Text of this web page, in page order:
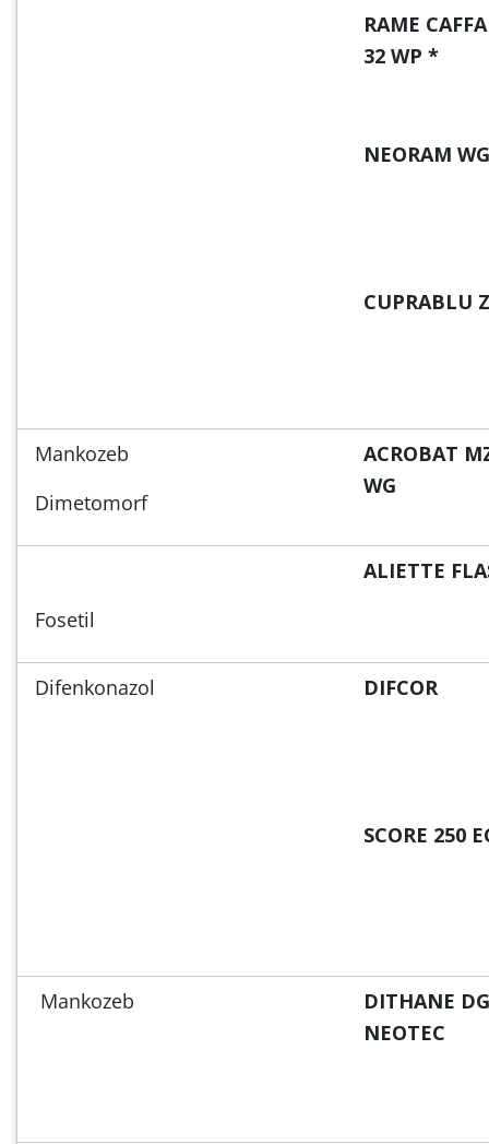
RAME
32 WP *
NEORAM WG
CUPRABLU Z
Mankozeb
Dimetomorf
ACROBAT
WG
Fosetil
ALIETTE
Difenkonazol DIFCOR
SCORE 250
Mankozeb
DITHANE DG
NEOTEC